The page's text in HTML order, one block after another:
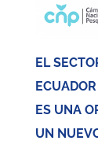
EL
ES UNA
UN